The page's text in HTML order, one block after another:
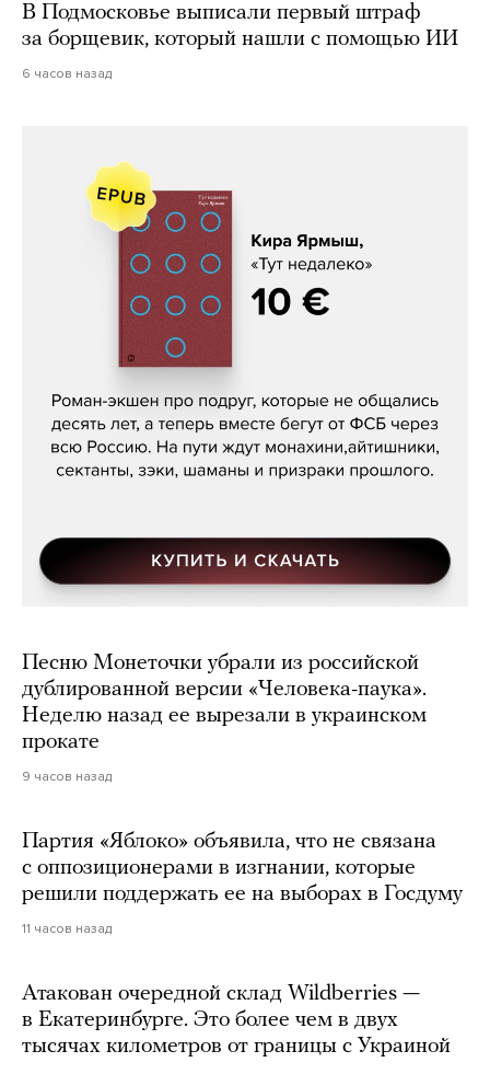
В Подмосковье выписали первый штраф
за борщевик, который нашли с помощью ИИ
6 часов назад
Кира Ярмыш, «Тут недалеко»
Песню Монеточки убрали из российской
дублированной версии «Человека-паука».
Неделю назад ее вырезали в украинском
прокате
9 часов назад
Партия «Яблоко» объявила, что не связана
с оппозиционерами в изгнании, которые
решили поддержать ее на выборах в Госдуму
11 часов назад
Атакован очередной склад Wildberries —
в Екатеринбурге. Это более чем в двух
тысячах километров от границы с Украиной